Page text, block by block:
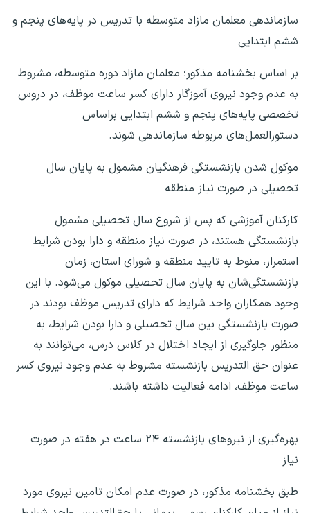
سازماندهی معلمان مازاد متوسطه با تدریس در پایه‌های پنجم و
ششم ابتدایی
بر اساس بخشنامه مذکور؛ معلمان مازاد دوره متوسطه، مشروط
به عدم وجود نیروی آموزگار دارای کسر ساعت موظف، در دروس
تخصصی پایه‌های پنجم و ششم ابتدایی براساس
دستورالعمل‌های مربوطه سازماندهی شوند.
موکول شدن بازنشستگی فرهنگیان مشمول به پایان سال
تحصیلی در صورت نیاز منطقه
کارکنان آموزشی که پس از شروع سال تحصیلی مشمول
بازنشستگی هستند، در صورت نیاز منطقه و دارا بودن شرایط
استمرار، منوط به تایید منطقه و شورای استان، زمان
بازنشستگی‌شان به پایان سال تحصیلی موکول می‌شود. با این
وجود همکاران واجد شرایط که دارای تدریس موظف بودند در
صورت بازنشستگی بین سال تحصیلی و دارا بودن شرایط، به
منظور جلوگیری از ایجاد اختلال در کلاس درس، می‌توانند به
عنوان حق التدریس بازنشسته مشروط به عدم وجود نیروی کسر
ساعت موظف، ادامه فعالیت داشته باشند.
بهره‌گیری از نیروهای بازنشسته ۲۴ ساعت در هفته در صورت
نیاز
طبق بخشنامه مذکور، در صورت عدم امکان تامین نیروی مورد